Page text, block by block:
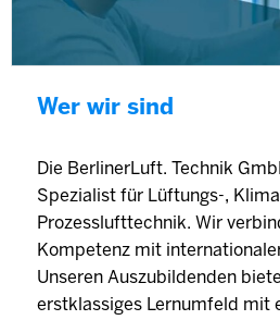
Wer wir sind
Die BerlinerLuft. Technik
Spezialist für Lüftungs-,
Prozesslufttechnik. Wir
Kompetenz mit
Unseren Auszubildenden
erstklassiges Lernumfeld mit